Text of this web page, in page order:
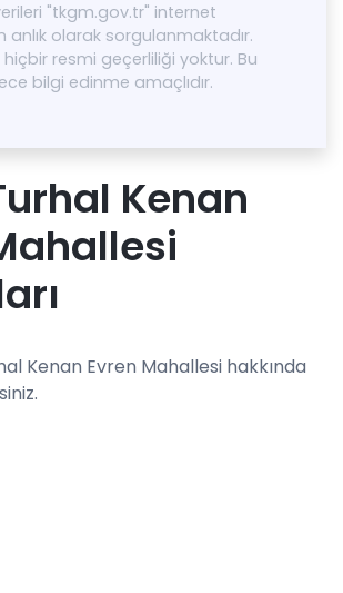
"tkgm.gov.tr" internet
anlık olarak sorgulanmaktadır.
hiçbir resmi geçerliliği yoktur. Bu
bilgi edinme amaçlıdır.
Kenan
Kenan Evren Mahallesi hakkında